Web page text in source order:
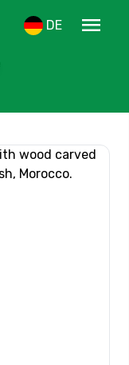
DE menu